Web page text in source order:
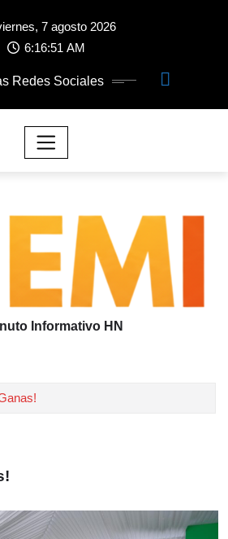
7 agosto 2026
6:16:52 AM
Redes Sociales
Informativo HN